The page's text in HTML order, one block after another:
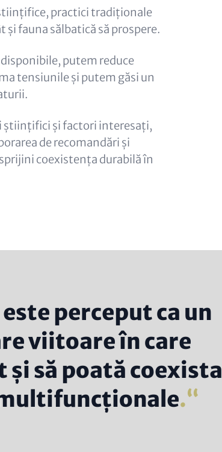
practici tradiționale
fauna sălbatică să prospere.
putem reduce
tensiunile și putem găsi un
științifici și factori interesați,
de recomandări și
coexistența durabilă în
perceput ca un
viitoare în care
să poată coexista
.